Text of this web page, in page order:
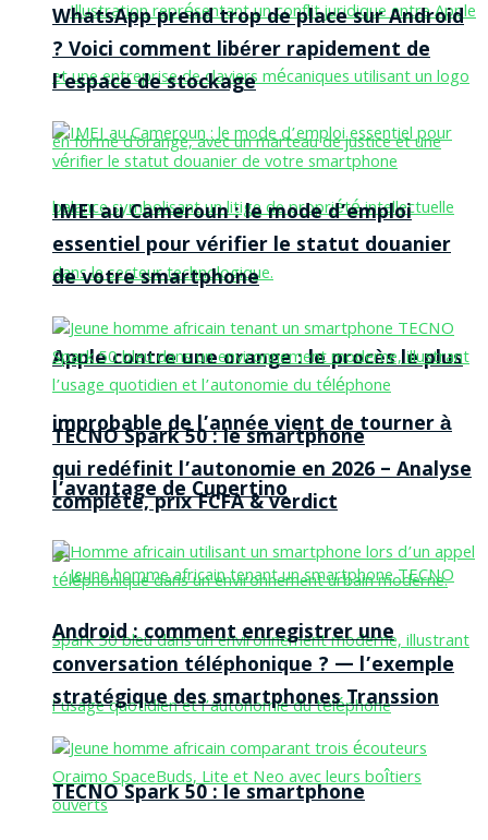
Apple contre une orange : le procès le plus
improbable de l’année vient de tourner à
l’avantage de Cupertino
TECNO Spark 50 : le smartphone
WhatsApp prend trop de place sur Android
? Voici comment libérer rapidement de
l’espace de stockage
IMEI au Cameroun : le mode d’emploi
essentiel pour vérifier le statut douanier
de votre smartphone
TECNO Spark 50 : le smartphone
qui redéfinit l’autonomie en 2026 – Analyse
complète, prix FCFA & verdict
Android : comment enregistrer une
conversation téléphonique ? — l’exemple
stratégique des smartphones Transsion